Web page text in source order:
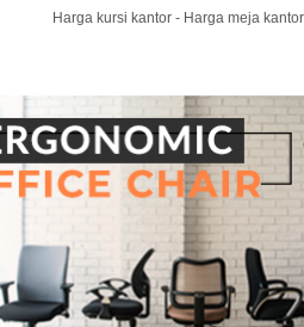
Harga kursi kantor - Harga meja